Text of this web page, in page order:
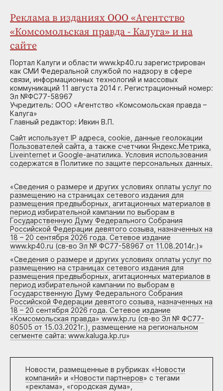
Реклама в изданиях ООО «Агентство
«Комсомольская правда - Калуга» и на
сайте
Портал Калуги и области www.kp40.ru зарегистрирован
как СМИ Федеральной службой по надзору в сфере
связи, информационных технологий и массовых
коммуникаций 11 августа 2014 г. Регистрационный номер:
Эл №ФС77-58967
Учредитель: ООО «Агентство «Комсомольская правда –
Калуга»
Главный редактор: Ивкин В.П.
Сайт использует IP адреса, cookie, данные геолокации
Пользователей сайта, а также счетчики Яндекс.Метрика,
Liveinternet и Google-анатилика. Условия использования
содержатся в Политике по защите персональных данных.
«Сведения о размере и других условиях оплаты услуг по
размещению на страницах сетевого издания для
размещения предвыборных, агитационных материалов в
период избирательной кампании по выборам в
Государственную Думу Федерального Собрания
Российской Федерации девятого созыва, назначенных на
18 – 20 сентября 2026 года. Сетевое издание
www.kp40.ru (св-во Эл № ФС77-58967 от 11.08.2014г.)»
«Сведения о размере и других условиях оплаты услуг по
размещению на страницах сетевого издания для
размещения предвыборных, агитационных материалов в
период избирательной кампании по выборам в
Государственную Думу Федерального Собрания
Российской Федерации девятого созыва, назначенных на
18 – 20 сентября 2026 года. Сетевое издание
«Комсомольская правда» www.kp.ru (св-во Эл № ФС77-
80505 от 15.03.2021г.), размещение на региональном
сегменте сайта: www.kaluga.kp.ru»
Новости, размещенные в рубриках «Новости
компаний» и «Новости партнеров» с тегами
«реклама», «городская дума»,